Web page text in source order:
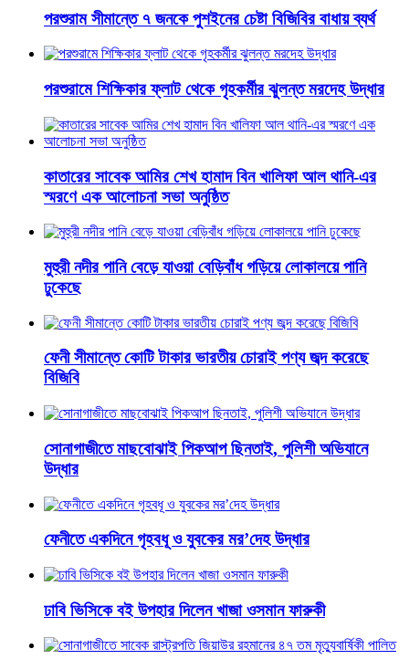
পরশুরাম সীমান্তে ৭ জনকে পুশইনের চেষ্টা বিজিবির বাধায় ব্যর্থ
পরশুরামে শিক্ষিকার ফ্লাট থেকে গৃহকর্মীর ঝুলন্ত মরদেহ উদ্ধার
কাতারের সাবেক আমির শেখ হামাদ বিন খালিফা আল থানি-এর
স্মরণে এক আলোচনা সভা অনুষ্ঠিত
মুহুরী নদীর পানি বেড়ে যাওয়া বেড়িবাঁধ গড়িয়ে লোকালয়ে পানি
ঢুকেছে
ফেনী সীমান্তে কোটি টাকার ভারতীয় চোরাই পণ্য জব্দ করেছে
বিজিবি
সোনাগাজীতে মাছবোঝাই পিকআপ ছিনতাই, পুলিশী অভিযানে
উদ্ধার
ফেনীতে একদিনে গৃহবধূ ও যুবকের মর’দেহ উদ্ধার
ঢাবি ভিসিকে বই উপহার দিলেন খাজা ওসমান ফারুকী